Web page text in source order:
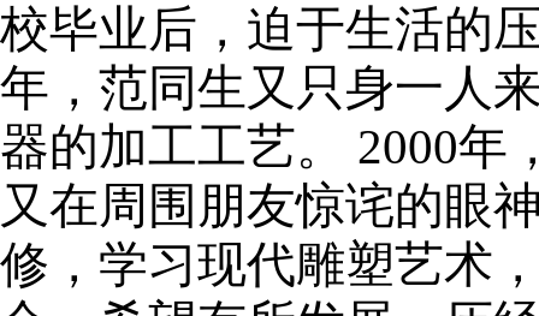
校毕业后，迫于生活的
年，范同生又只身一人
器的加工工艺。 2000年
又在周围朋友惊诧的眼
修，学习现代雕塑艺术